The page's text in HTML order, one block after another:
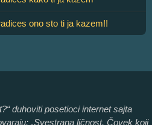
ono sto ti ja kazem!!
duhoviti posetioci internet sajta
„Svestrana ličnost. Čovek koji